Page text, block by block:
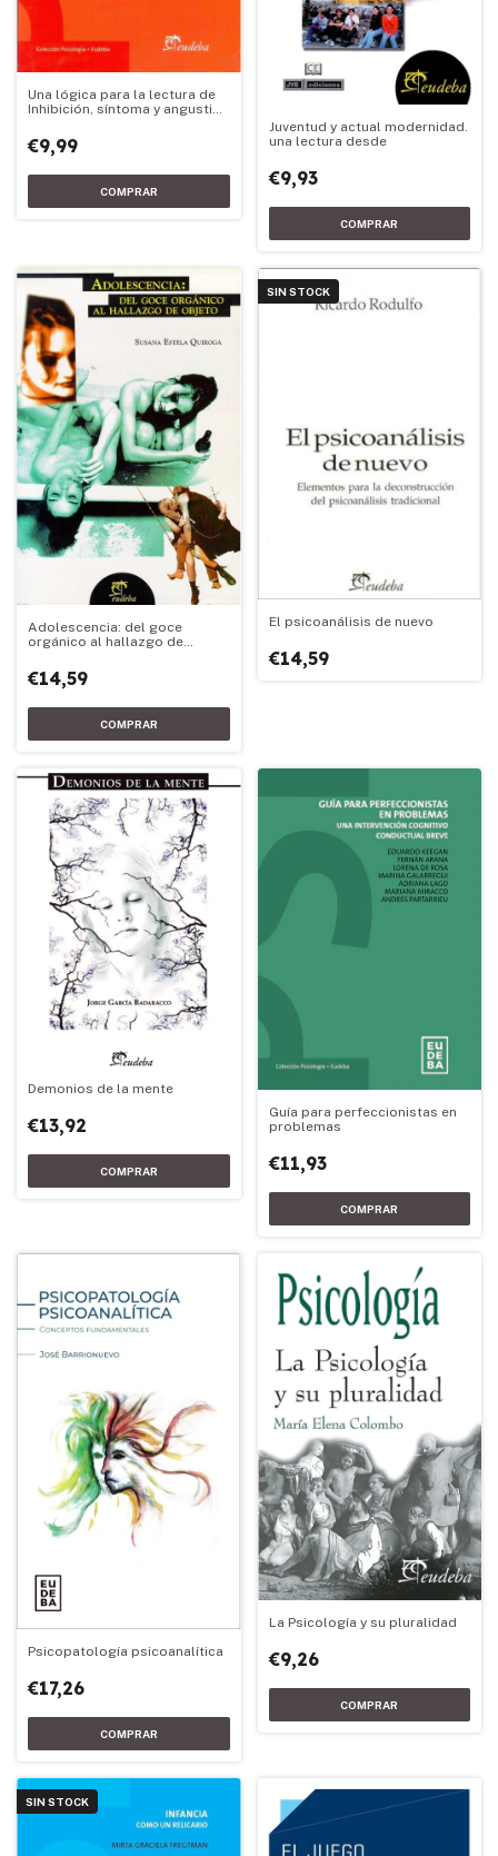
Una lógica para la lectura de
Inhibición, síntoma y angustia
€9,99
Juventud y actual modernidad.
una lectura desde
€9,93
Adolescencia: del goce
orgánico al hallazgo de
€14,59
SIN STOCK
El psicoanálisis de nuevo
€14,59
Demonios de la mente
€13,92
Guía para perfeccionistas en
problemas
€11,93
Psicopatología psicoanalítica
€17,26
La Psicología y su pluralidad
€9,26
SIN STOCK